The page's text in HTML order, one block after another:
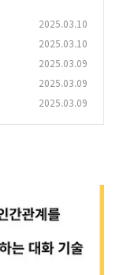
2025.03.10
2025.03.10
2025.03.09
2025.03.09
2025.03.09